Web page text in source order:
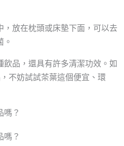
放在枕頭或床墊下面，可以去
品，還具有許多清潔功效。如
不妨試試茶葉這個便宜、環
嗎？
嗎？